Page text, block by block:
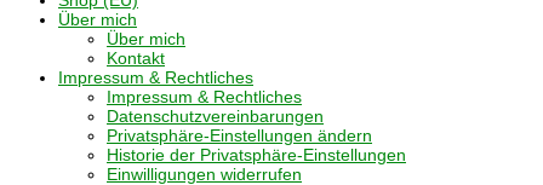
Über mich
Über mich
Kontakt
Impressum & Rechtliches
Impressum & Rechtliches
Datenschutzvereinbarungen
Privatsphäre-Einstellungen ändern
Historie der Privatsphäre-Einstellungen
Einwilligungen widerrufen